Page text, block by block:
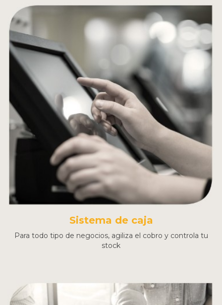
Sistema de caja
Para todo tipo de negocios, agiliza el cobro y controla tu
stock